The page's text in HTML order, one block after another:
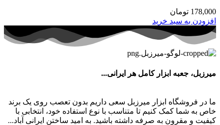
178,000 تومان
افزودن به سبد خرید
میرزبل، جعبه ابزار کامل هر ایرانی...
ما در فروشگاه ابزار میرزبل سعی داریم بدون تعصب روی یک برند
خاص به شما کمک کنیم تا متناسب با نوع استفاده خود، انتخابی با
کیفیت و مقرون به صرفه داشته باشید. به امید ساختن ایرانی آباد...